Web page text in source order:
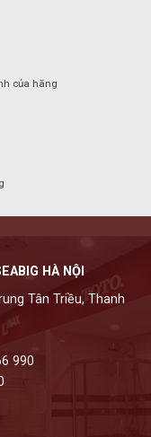
của hãng
HÀ NỘI
Tân Triều, Thanh
990